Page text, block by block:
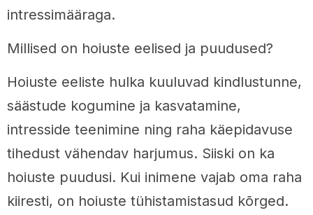
intressimääraga.
Millised on hoiuste eelised ja puudused?
Hoiuste eeliste hulka kuuluvad kindlustunne,
säästude kogumine ja kasvatamine,
intresside teenimine ning raha käepidavuse
tihedust vähendav harjumus. Siiski on ka
hoiuste puudusi. Kui inimene vajab oma raha
kiiresti, on hoiuste tühistamistasud kõrged.